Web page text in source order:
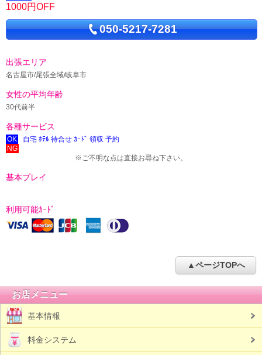
1000円OFF
050-5217-7281
出張エリア
名古屋市/尾張全域/岐阜市
女性の平均年齢
30代前半
各種サービス
OK
自宅 ﾎﾃﾙ 待合せ ｶｰﾄﾞ 領収 予約
NG
※ご不明な点は直接お尋ね下さい。
基本プレイ
利用可能ｶｰﾄﾞ
▲ページTOPへ
お店メニュー
基本情報
料金システム